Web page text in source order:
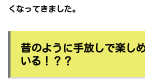
くなってきました。
昔のように手放しで楽し
いる！？？